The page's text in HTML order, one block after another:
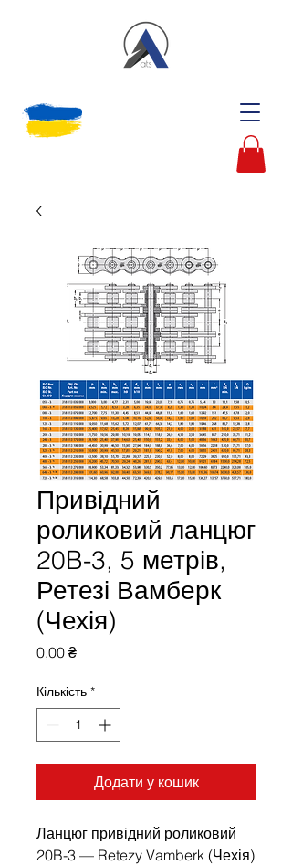
Привідний
роликовий ланцюг
20B-3, 5 метрів,
Ретезі Вамберк
(Чехія)
0,00 ₴Ціна
Кількість *
Додати у кошик
Ланцюг привідний роликовий
20B-3 — Retezy Vamberk (Чехія)